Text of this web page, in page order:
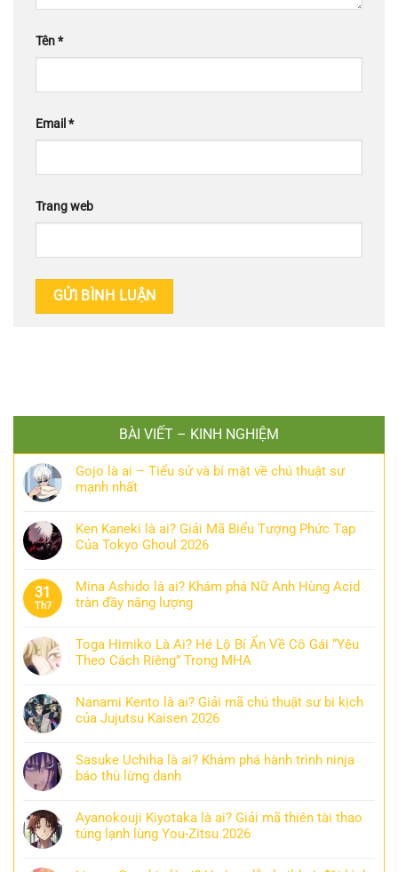
Tên*
Email *
Trang web
BÀI VIẾT – KINH NGHIỆM
Gojo là ai – Tiểu sử và bí mật về chú thuật sư
mạnh nhất
Ken Kaneki là ai? Giải Mã Biểu Tượng Phức Tạp
Của Tokyo Ghoul 2026
31
Th7
Mina Ashido là ai? Khám phá Nữ Anh Hùng Acid
tràn đầy năng lượng
Toga Himiko Là Ai? Hé Lộ Bí Ẩn Về Cô Gái “Yêu
Theo Cách Riêng” Trong MHA
Nanami Kento là ai? Giải mã chú thuật sư bi kịch
của Jujutsu Kaisen 2026
Sasuke Uchiha là ai? Khám phá hành trình ninja
báo thù lừng danh
Ayanokouji Kiyotaka là ai? Giải mã thiên tài thao
túng lạnh lùng You-Zitsu 2026